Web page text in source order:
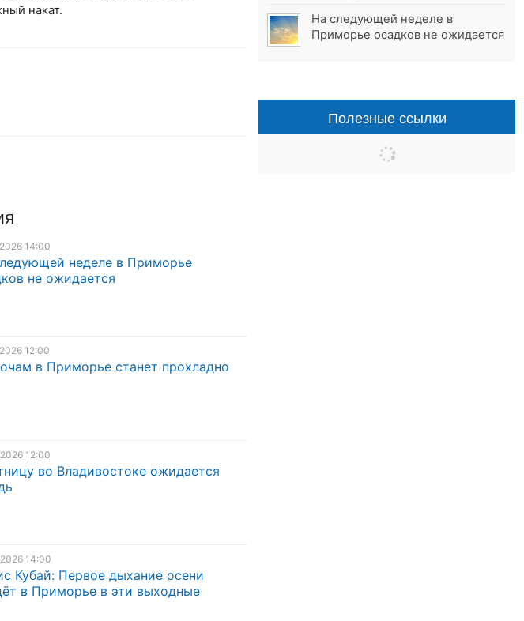
накат.
14:00
неделе в Приморье
не ожидается
12:00
в Приморье станет прохладно
12:00
во Владивостоке ожидается
14:00
Кубай: Первое дыхание осени
в Приморье в эти выходные
На следующей неделе в
Приморье осадков не ожидается
Полезные ссылки